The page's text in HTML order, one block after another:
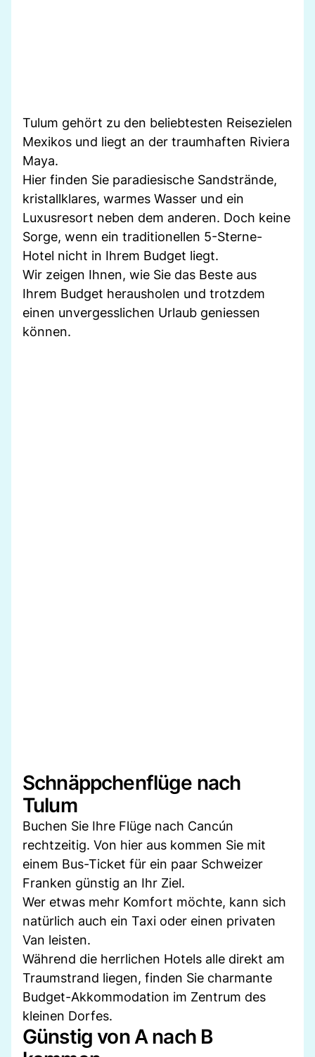
Tulum gehört zu den beliebtesten Reisezielen
Mexikos und liegt an der traumhaften Riviera
Maya.
Hier finden Sie paradiesische Sandstrände,
kristallklares, warmes Wasser und ein
Luxusresort neben dem anderen. Doch keine
Sorge, wenn ein traditionellen 5-Sterne-
Hotel nicht in Ihrem Budget liegt.
Wir zeigen Ihnen, wie Sie das Beste aus
Ihrem Budget herausholen und trotzdem
einen unvergesslichen Urlaub geniessen
können.
Schnäppchenflüge nach
Tulum
Buchen Sie Ihre Flüge nach Cancún
rechtzeitig. Von hier aus kommen Sie mit
einem Bus-Ticket für ein paar Schweizer
Franken günstig an Ihr Ziel.
Wer etwas mehr Komfort möchte, kann sich
natürlich auch ein Taxi oder einen privaten
Van leisten.
Während die herrlichen Hotels alle direkt am
Traumstrand liegen, finden Sie charmante
Budget-Akkommodation im Zentrum des
kleinen Dorfes.
Günstig von A nach B